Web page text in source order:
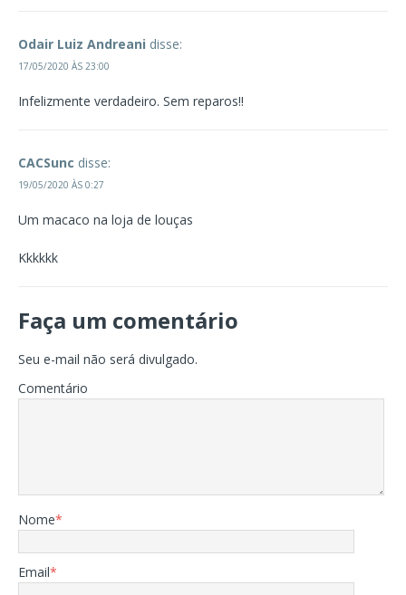
Odair Luiz Andreani disse:
17/05/2020 ÀS 23:00
Infelizmente verdadeiro. Sem reparos!!
CACSunc disse:
19/05/2020 ÀS 0:27
Um macaco na loja de louças
Kkkkkk
Faça um comentário
Seu e-mail não será divulgado.
Comentário
Nome*
Email*